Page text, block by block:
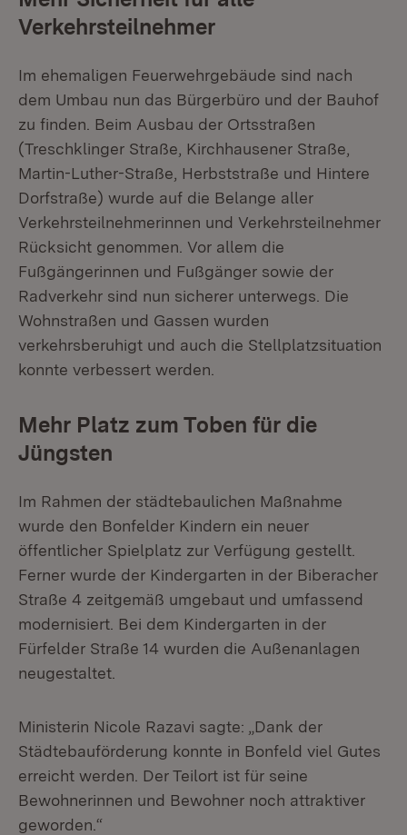
Verkehrsteilnehmer
Im ehemaligen Feuerwehrgebäude sind nach
dem Umbau nun das Bürgerbüro und der Bauhof
zu finden. Beim Ausbau der Ortsstraßen
(Treschklinger Straße, Kirchhausener Straße,
Martin-Luther-Straße, Herbststraße und Hintere
Dorfstraße) wurde auf die Belange aller
Verkehrsteilnehmerinnen und Verkehrsteilnehmer
Rücksicht genommen. Vor allem die
Fußgängerinnen und Fußgänger sowie der
Radverkehr sind nun sicherer unterwegs. Die
Wohnstraßen und Gassen wurden
verkehrsberuhigt und auch die Stellplatzsituation
konnte verbessert werden.
Mehr Platz zum Toben für die
Jüngsten
Im Rahmen der städtebaulichen Maßnahme
wurde den Bonfelder Kindern ein neuer
öffentlicher Spielplatz zur Verfügung gestellt.
Ferner wurde der Kindergarten in der Biberacher
Straße 4 zeitgemäß umgebaut und umfassend
modernisiert. Bei dem Kindergarten in der
Fürfelder Straße 14 wurden die Außenanlagen
neugestaltet.
Ministerin Nicole Razavi sagte: „Dank der
Städtebauförderung konnte in Bonfeld viel Gutes
erreicht werden. Der Teilort ist für seine
Bewohnerinnen und Bewohner noch attraktiver
geworden.“